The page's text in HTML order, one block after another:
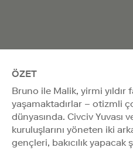
ÖZET
Bruno ile Malik, yirmi yıldır
yaşamaktadırlar – otizmli
dünyasında. Civciv Yuvası
kuruluşlarını yöneten iki
gençleri, bakıcılık